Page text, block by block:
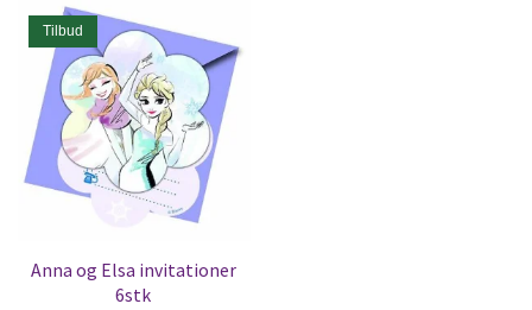
Tilbud
Anna og Elsa invitationer
6stk